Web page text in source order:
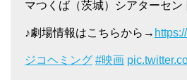
マつくば（茨城）シアターセン
♪劇場情報はこちらから→
ジコヘミング #映画